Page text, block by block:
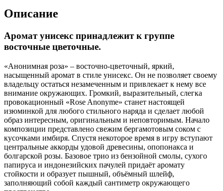
Описание
Аромат унисекс принадлежит к группе
восточные цветочные.
«Анонимная роза» – восточно-цветочный, яркий,
насыщенный аромат в стиле унисекс. Он не позволяет своему
владельцу остаться незамеченным и привлекает к нему все
внимание окружающих. Громкий, выразительный, слегка
провокационный «Rose Anonyme» станет настоящей
изюминкой для любого стильного наряда и сделает любой
образ интересным, оригинальным и неповторимым. Начало
композиции представлено свежим бергамотовым соком с
кусочками имбиря. Спустя некоторое время в игру вступают
центральные аккорды удовой древесины, опопонакса и
болгарской розы. Базовое трио из бензойной смолы, сухого
папируса и индонезийских пачулей придаёт аромату
стойкости и образует пышный, объёмный шлейф,
заполняющий собой каждый сантиметр окружающего